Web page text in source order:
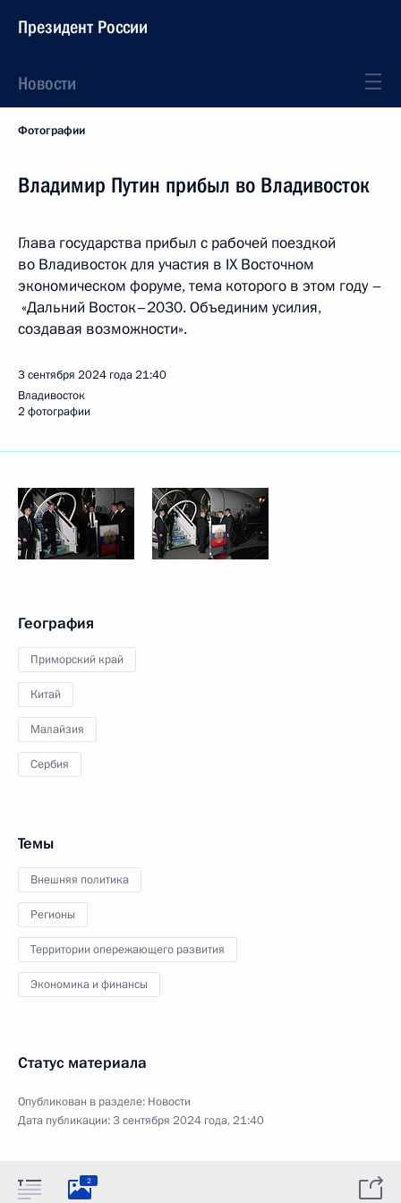
Президент России
Новости
Фотографии
Владимир Путин прибыл во Владивосток
Глава государства прибыл с рабочей поездкой
во Владивосток для участия в IX Восточном
экономическом форуме, тема которого в этом году –
«Дальний Восток–2030. Объединим усилия,
создавая возможности».
3 сентября 2024 года21:40
Владивосток
2 фотографии
География
Приморский край
Китай
Малайзия
Сербия
Темы
Внешняя политика
Регионы
Территории опережающего развития
Экономика и финансы
Статус материала
Опубликован в разделе: Новости
Дата публикации:3 сентября 2024 года, 21:40
2